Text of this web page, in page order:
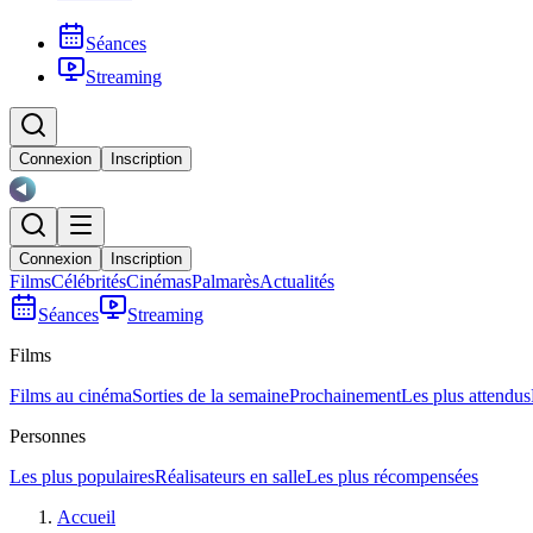
Séances
Streaming
Connexion Inscription
Connexion Inscription
FilmsCélébritésCinémasPalmarèsActualités
Séances
Streaming
Films
Films au cinémaSorties de la semaineProchainementLes plus attendus
Personnes
Les plus populairesRéalisateurs en salleLes plus récompensées
Accueil